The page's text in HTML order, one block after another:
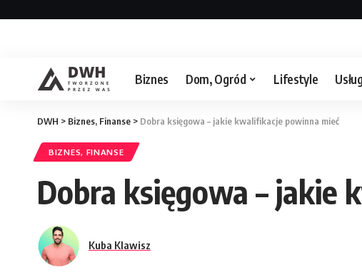
Strona/Blog w całości ma charakter reklamowy, a
Biznes Dom, Ogród Lifestyle
DWH > Biznes, Finanse > Dobra księgowa – jakie kwalifikacje powinna mieć
BIZNES, FINANSE
Dobra księgowa – jakie
Kuba Klawisz